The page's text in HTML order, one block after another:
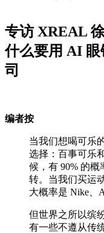
专访 XREAL
什么要用 AI 眼
司
编者按
当我们想喝可乐
选择：百事可乐
候，有 90% 的
转。当我们买运
大概率是 Nike、
但世界之所以缤
有一些不遵从传